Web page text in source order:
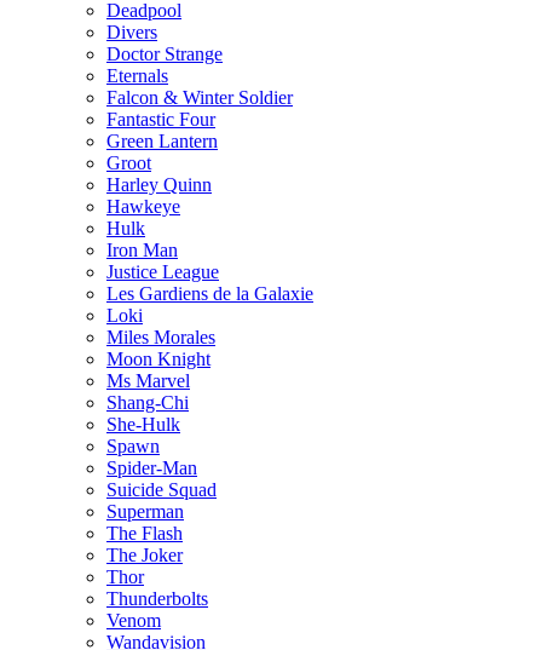
Deadpool
Divers
Doctor Strange
Eternals
Falcon & Winter Soldier
Fantastic Four
Green Lantern
Groot
Harley Quinn
Hawkeye
Hulk
Iron Man
Justice League
Les Gardiens de la Galaxie
Loki
Miles Morales
Moon Knight
Ms Marvel
Shang-Chi
She-Hulk
Spawn
Spider-Man
Suicide Squad
Superman
The Flash
The Joker
Thor
Thunderbolts
Venom
Wandavision